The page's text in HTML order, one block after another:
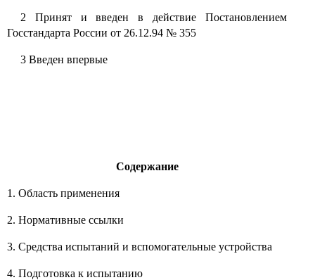
2 Принят и введен в действие Постановлением
Госстандарта России от 26.12.94 № 355
3 Введен впервые
Содержание
1. Область применения
2. Нормативные ссылки
3. Средства испытаний и вспомогательные устройства
4. Подготовка к испытанию